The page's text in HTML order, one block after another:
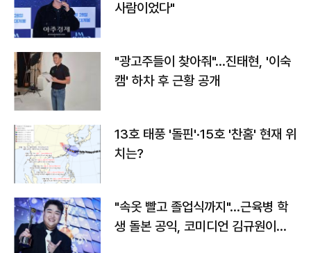
사람이었다"
"광고주들이 찾아줘"…진태현, '이숙
캠' 하차 후 근황 공개
13호 태풍 '돌핀'·15호 '찬홈' 현재 위
치는?
"속옷 빨고 졸업식까지"…근육병 학
생 돌본 공익, 코미디언 김규원이었